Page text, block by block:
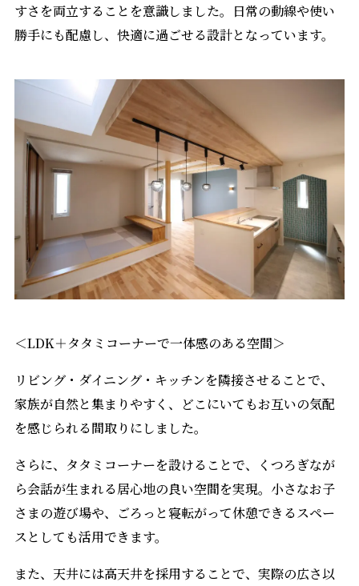
すさを両立することを意識しました。日常の動線や使い
勝手にも配慮し、快適に過ごせる設計となっています。
＜LDK＋タタミコーナーで一体感のある空間＞
リビング・ダイニング・キッチンを隣接させることで、
家族が自然と集まりやすく、どこにいてもお互いの気配
を感じられる間取りにしました。
さらに、タタミコーナーを設けることで、くつろぎなが
ら会話が生まれる居心地の良い空間を実現。小さなお子
さまの遊び場や、ごろっと寝転がって休憩できるスペー
スとしても活用できます。
また、天井には高天井を採用することで、実際の広さ以